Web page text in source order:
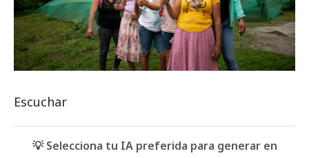
Escuchar
💡 Selecciona tu IA preferida para generar en